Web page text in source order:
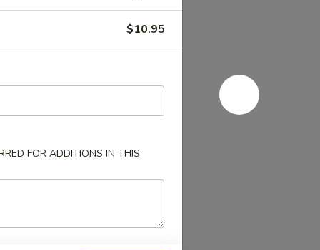
$10.95
FOR ADDITIONS IN THIS